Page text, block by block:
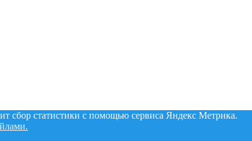
сбор статистики с помощью сервиса Яндекс Метрика.